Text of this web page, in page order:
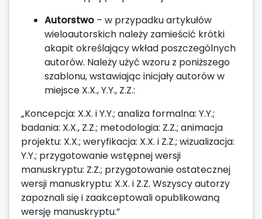
Autorstwo – w przypadku artykułów
wieloautorskich należy zamieścić krótki
akapit określający wkład poszczególnych
autorów. Należy użyć wzoru z poniższego
szablonu, wstawiając inicjały autorów w
miejsce X.X., Y.Y., Z.Z.:
„Koncepcja: X.X. i Y.Y.; analiza formalna: Y.Y.;
badania: X.X., Z.Z.; metodologia: Z.Z.; animacja
projektu: X.X.; weryfikacja: X.X. i Z.Z.; wizualizacja:
Y.Y.; przygotowanie wstępnej wersji
manuskryptu: Z.Z.; przygotowanie ostatecznej
wersji manuskryptu: X.X. i Z.Z. Wszyscy autorzy
zapoznali się i zaakceptowali opublikowaną
wersję manuskryptu.”